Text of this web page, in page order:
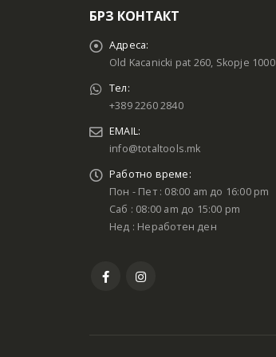
БРЗ КОНТАКТ
Адреса:
Old Kacanicki pat 260, Skopje 1000
Тел:
+389 2260 2840
EMAIL:
info@totaltools.mk
Работно време:
Пон - Пет : 08:00 am до 16:00 pm
Саб : 08:00 am до 15:00 pm
Нед : Неработен ден